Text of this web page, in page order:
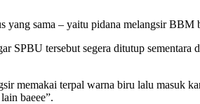
sama – yaitu pidana melangsir BBM
tersebut segera ditutup
memakai terpal warna biru lalu masuk
baeee”.